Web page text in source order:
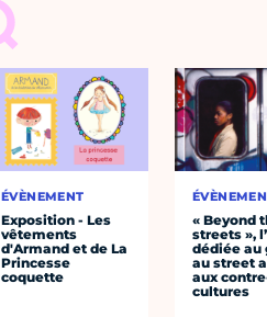
ÉVÈNEMENT
Exposition - Les
vêtements
d'Armand et de La
Princesse
coquette
« Beyond
streets »,
dédiée au
au street
aux
cultures